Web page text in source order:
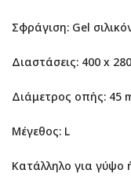
Σφράγιση: Gel
Διαστάσεις: 400 x
Διάμετρος οπής: 45
Μέγεθος: L
Κατάλληλο για γύψο